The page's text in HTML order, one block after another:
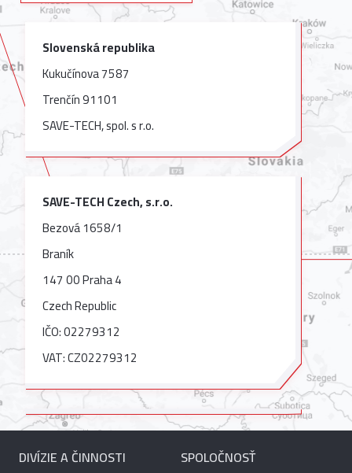
Slovenská republika
Kukučínova 7587
Trenčín 91101
SAVE-TECH, spol. s r.o.
SAVE-TECH Czech, s.r.o.
Bezová 1658/1
Braník
147 00 Praha 4
Czech Republic
IČO: 02279312
VAT: CZ02279312
DIVÍZIE A ČINNOSTI
SPOLOČNOSŤ